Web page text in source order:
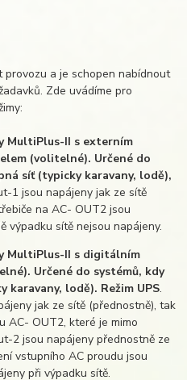
provozu a je schopen nabídnout
Zde uvádíme pro
MultiPlus-II s externím
(volitelné). Určené do
síť (typicky karavany, lodě),
1 jsou napájeny jak ze sítě
na AC- OUT2 jsou
výpadku sítě nejsou napájeny.
MultiPlus-II s digitálním
Určené do systémů, kdy
karavany, lodě). Režim UPS.
jak ze sítě (přednostně), tak
AC- OUT2, které je mimo
2 jsou napájeny přednostně ze
vstupního AC proudu jsou
při výpadku sítě.